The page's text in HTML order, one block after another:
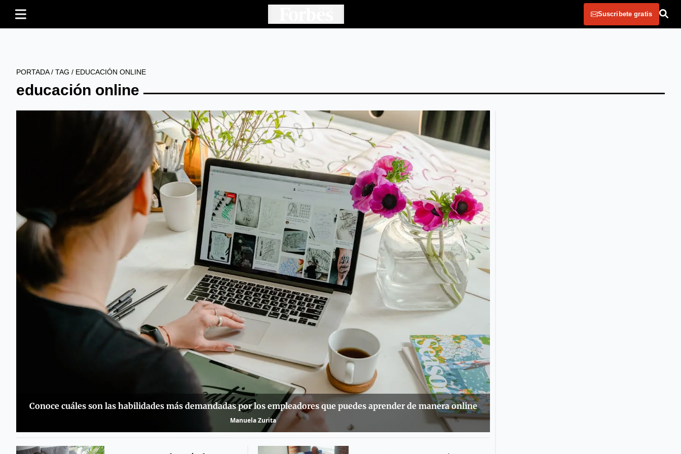
Suscribete gratis
PORTADA/ TAG / EDUCACIÓN ONLINE
educación online
Conoce cuáles son las habilidades más demandadas por los empleadores que puedes aprender de manera online
Manuela Zurita